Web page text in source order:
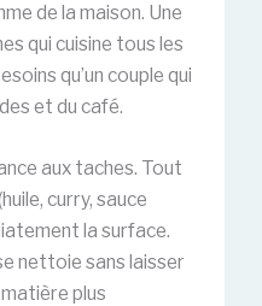
de la maison. Une
qui cuisine tous les
qu’un couple qui
et du café.
aux taches. Tout
curry, sauce
la surface.
nettoie sans laisser
matière plus